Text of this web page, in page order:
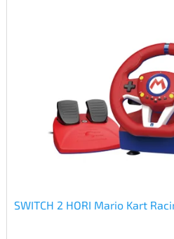
SWITCH 2 HORI Mario Kart